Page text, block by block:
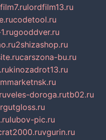
lordfilm13.ru
codetool.ru
gooddver.ru
2shizashop.ru
carszona-bu.ru
kinozadrot13.ru
veles-doroga.rutb02.ru
lubov-pic.ru
vgurin.ru